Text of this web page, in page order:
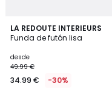
LA REDOUTE INTERIEURS
Funda de futón lisa
desde
49.99 €
34.99 € -30%
3,7
/ 5
2
Colores